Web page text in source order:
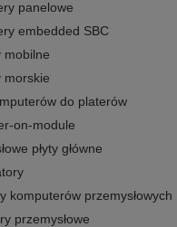
panelowe
embedded SBC
mobilne
morskie
do platerów
on-module
płyty główne
komputerów przemysłowych
przemysłowe